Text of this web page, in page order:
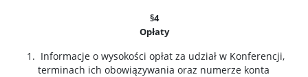
§4
Opłaty
Informacje o wysokości opłat za udział w Konferencji,
terminach ich obowiązywania oraz numerze konta